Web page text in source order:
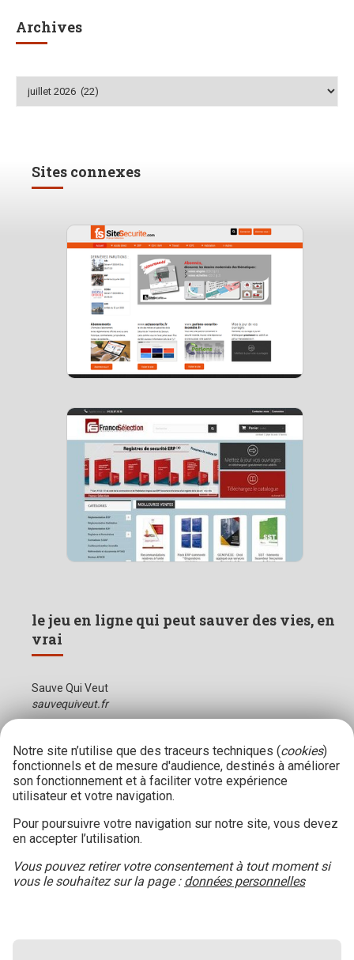
Archives
Archives
Sites connexes
le jeu en ligne qui peut sauver des vies, en
vrai
Sauve Qui Veut
sauvequiveut.fr
Notre site n’utilise que des traceurs techniques (cookies)
fonctionnels et de mesure d'audience, destinés à améliorer
son fonctionnement et à faciliter votre expérience
utilisateur et votre navigation.
Pour poursuivre votre navigation sur notre site, vous devez
en accepter l’utilisation.
Vous pouvez retirer votre consentement à tout moment si
vous le souhaitez sur la page : données personnelles